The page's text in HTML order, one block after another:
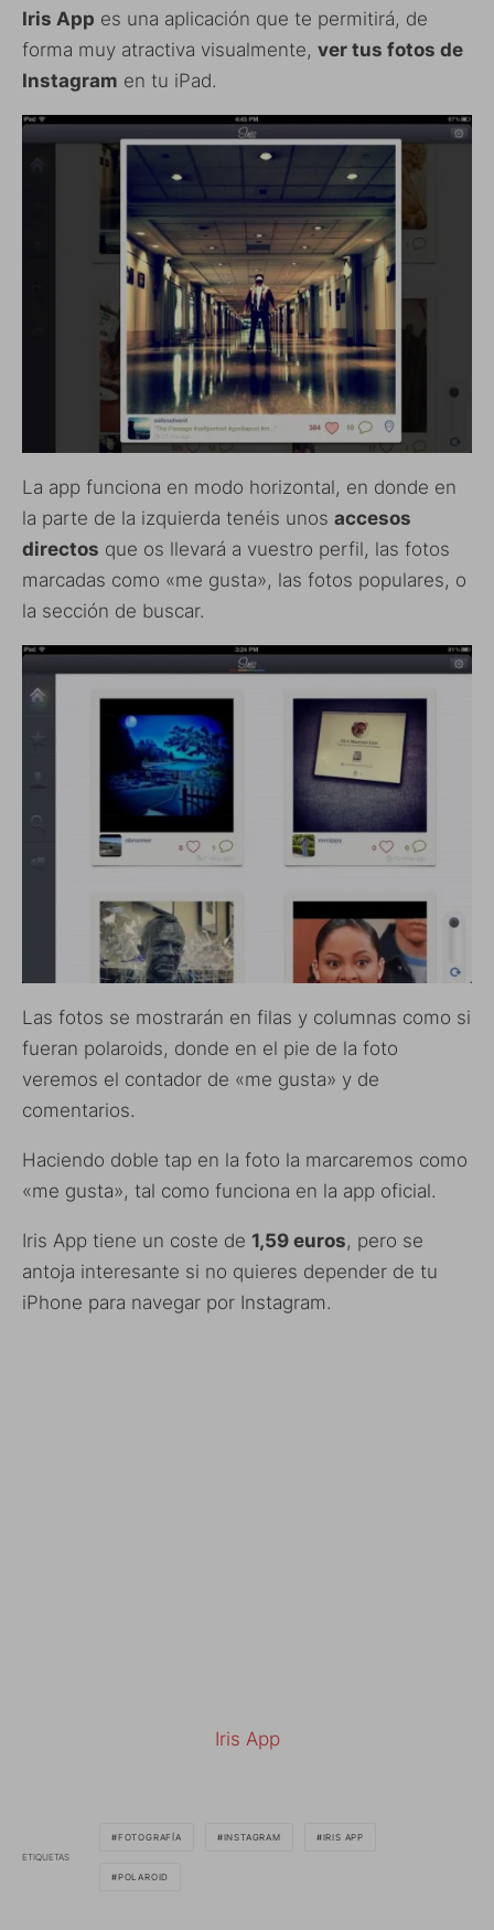
Iris App es una aplicación que te permitirá, de
forma muy atractiva visualmente, ver tus fotos de
Instagram en tu iPad.
La app funciona en modo horizontal, en donde en
la parte de la izquierda tenéis unos accesos
directos que os llevará a vuestro perfil, las fotos
marcadas como «me gusta», las fotos populares, o
la sección de buscar.
Las fotos se mostrarán en filas y columnas como si
fueran polaroids, donde en el pie de la foto
veremos el contador de «me gusta» y de
comentarios.
Haciendo doble tap en la foto la marcaremos como
«me gusta», tal como funciona en la app oficial.
Iris App tiene un coste de 1,59 euros, pero se
antoja interesante si no quieres depender de tu
iPhone para navegar por Instagram.
Iris App
ETIQUETAS
FOTOGRAFÍA INSTAGRAM IRIS APP
POLAROID